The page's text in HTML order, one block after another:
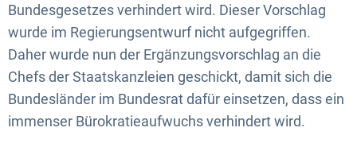
Bundesgesetzes verhindert wird. Dieser Vorschlag
wurde im Regierungsentwurf nicht aufgegriffen.
Daher wurde nun der Ergänzungsvorschlag an die
Chefs der Staatskanzleien geschickt, damit sich die
Bundesländer im Bundesrat dafür einsetzen, dass ein
immenser Bürokratieaufwuchs verhindert wird.